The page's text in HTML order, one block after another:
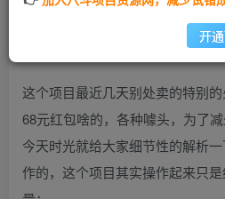
这个项目最近几天别处卖的特别
68元红包啥的，各种噱头，为了减
今天时光就给大家细节性的解析
作的，这个项目其实操作起来只
开